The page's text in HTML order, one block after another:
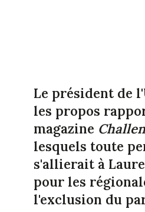
Le président de
les propos
magazine
lesquels toute
s'allierait à
pour les
l'exclusion du